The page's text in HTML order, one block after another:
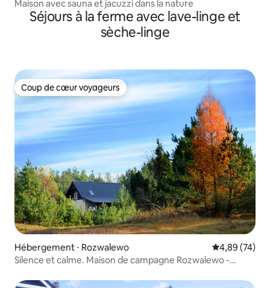
Maison avec sauna et jacuzzi dans la nature
Séjours à la ferme avec lave-linge et
sèche-linge
Coup de cœur voyageurs
Coup de cœur voyageurs
Hébergement ⋅ Rozwalewo Évaluation
4,89 (74)
Silence et calme. Maison de campagne Rozwalewo -